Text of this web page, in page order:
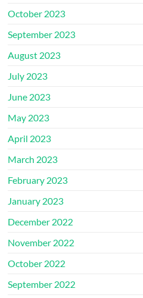
October 2023
September 2023
August 2023
July 2023
June 2023
May 2023
April 2023
March 2023
February 2023
January 2023
December 2022
November 2022
October 2022
September 2022